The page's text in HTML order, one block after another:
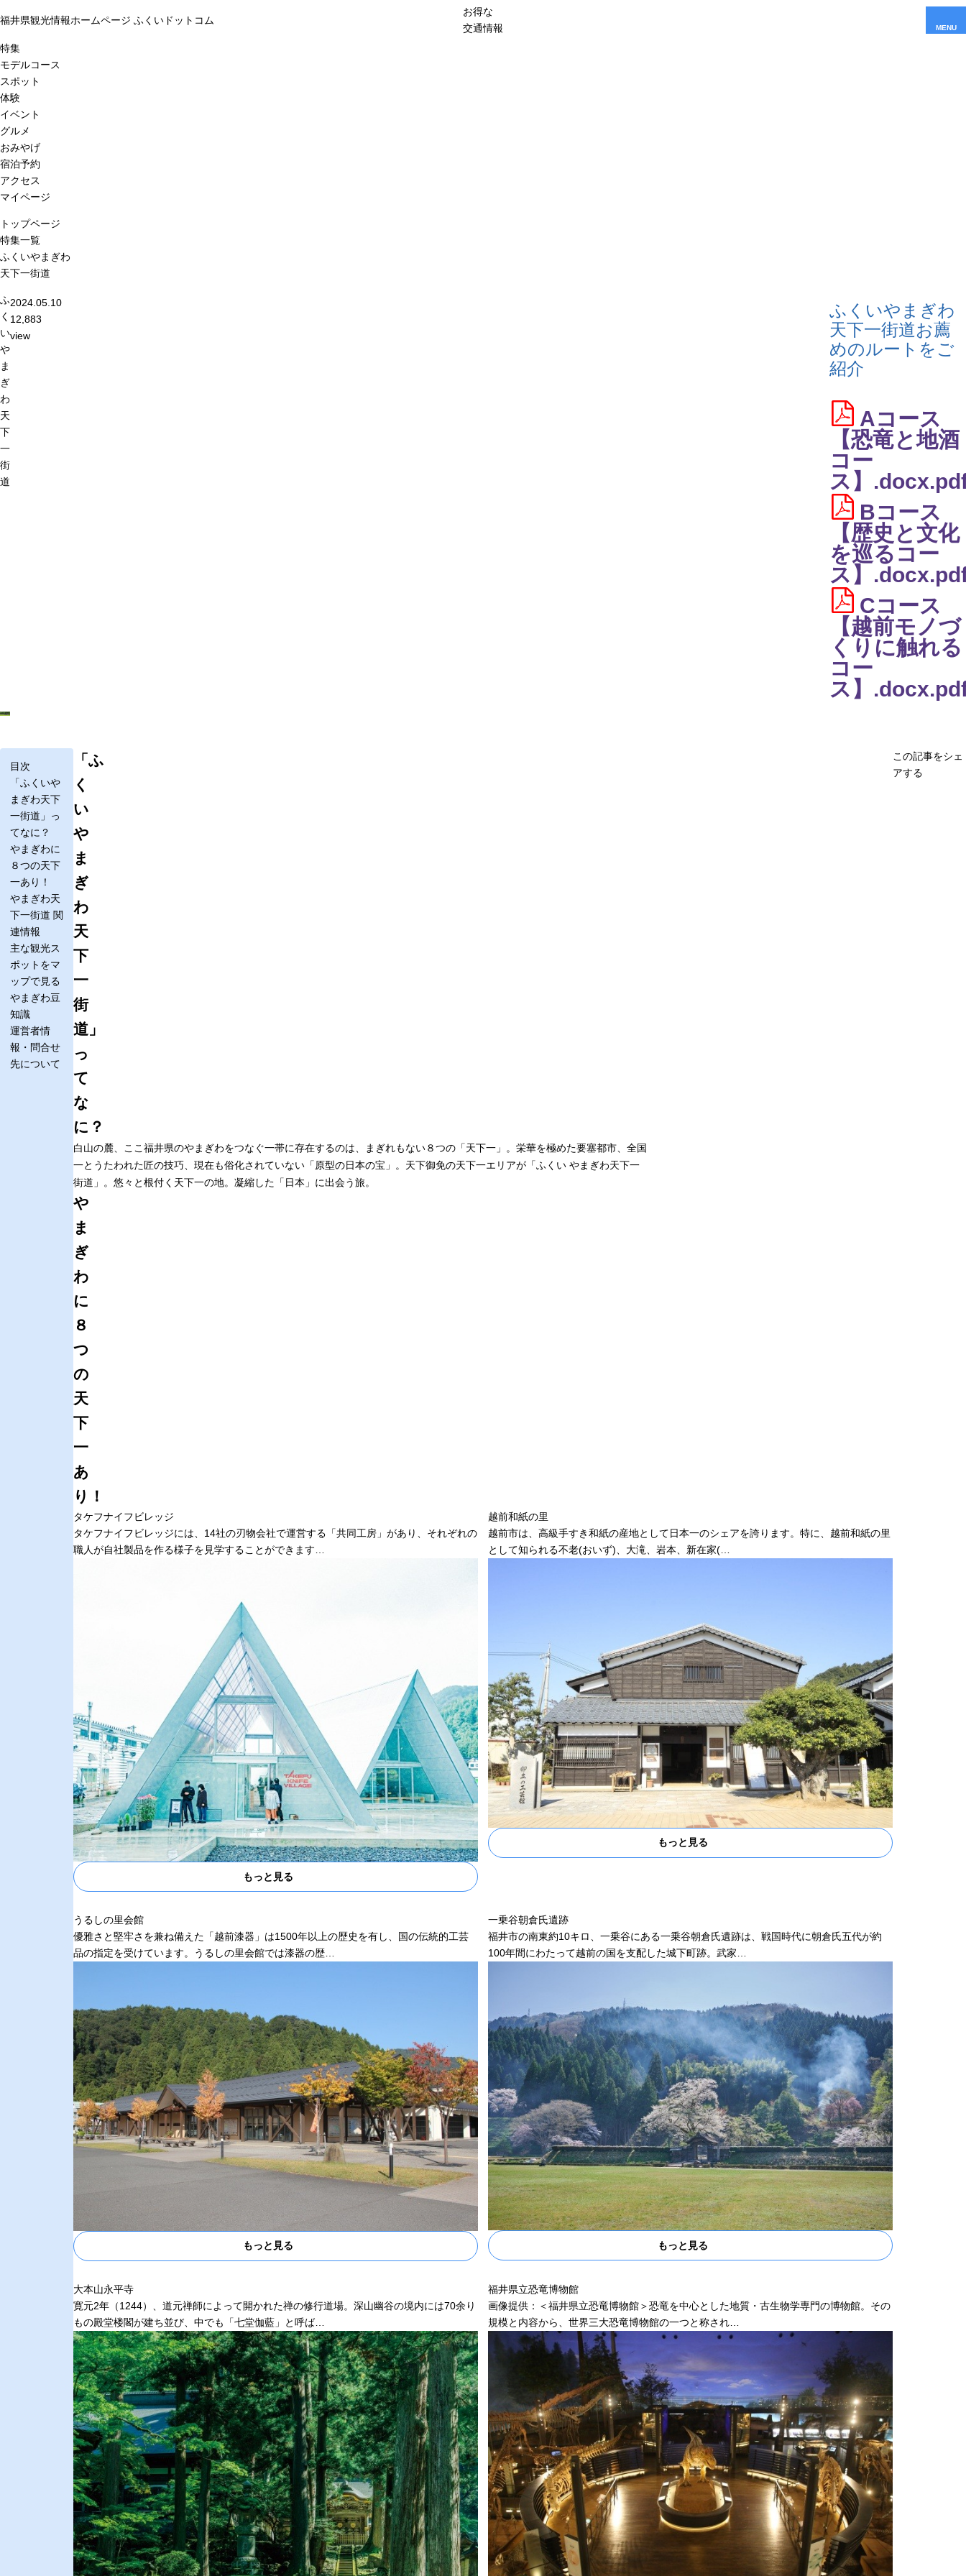
福井県観光情報ホームページ ふくいドットコム
お得な
交通情報
MENU
特集
モデルコース
スポット
体験
イベント
グルメ
おみやげ
宿泊予約
アクセス
マイページ
トップページ
特集一覧
ふくいやまぎわ
天下一街道
ふ
く
い
や
ま
ぎ
わ
天
下
一
街
道
2024.05.10
12,883
view
ふくいやまぎわ
天下一街道お薦
めのルートをご
紹介
Aコース
【恐竜と地酒
コー
ス】
Bコース
【歴史と文化
を巡るコー
ス】
Cコース
【越前モノづ
くりに触れる
コー
ス】
目次
「ふくいや
まぎわ天下
一街道」っ
てなに？
やまぎわに
８つの天下
一あり！
やまぎわ天
下一街道 関
連情報
主な観光ス
ポットをマ
ップで見る
やまぎわ豆
知識
運営者情
報・問合せ
先について
「ふ
く
い
や
ま
ぎ
わ
天
下
一
街
道」
っ
て
な
に？
白山の麓、ここ福井県のやまぎわをつなぐ一帯に存在するのは、まぎれもない８つの「天下一」。栄華を極めた要塞都市、全国
一とうたわれた匠の技巧、現在も俗化されていない「原型の日本の宝」。天下御免の天下一エリアが「ふくい やまぎわ天下一
街道」。悠々と根付く天下一の地。凝縮した「日本」に出会う旅。
や
ま
ぎ
わ
に
８
つ
の
天
下
一
あ
り！
タケフナイフビレッジ
タケフナイフビレッジには、14社の刃物会社で運営する「共同工房」があり、それぞれの
職人が自社製品を作る様子を見学することができます…
もっと見る
越前和紙の里
越前市は、高級手すき和紙の産地として日本一のシェアを誇ります。特に、越前和紙の里
として知られる不老(おいず)、大滝、岩本、新在家(…
もっと見る
うるしの里会館
優雅さと堅牢さを兼ね備えた「越前漆器」は1500年以上の歴史を有し、国の伝統的工芸
品の指定を受けています。うるしの里会館では漆器の歴…
もっと見る
一乗谷朝倉氏遺跡
福井市の南東約10キロ、一乗谷にある一乗谷朝倉氏遺跡は、戦国時代に朝倉氏五代が約
100年間にわたって越前の国を支配した城下町跡。武家…
もっと見る
大本山永平寺
寛元2年（1244）、道元禅師によって開かれた禅の修行道場。深山幽谷の境内には70余り
もの殿堂楼閣が建ち並び、中でも「七堂伽藍」と呼ば…
福井県立恐竜博物館
画像提供：＜福井県立恐竜博物館＞恐竜を中心とした地質・古生物学専門の博物館。その
規模と内容から、世界三大恐竜博物館の一つと称され…
この記事をシェ
アする